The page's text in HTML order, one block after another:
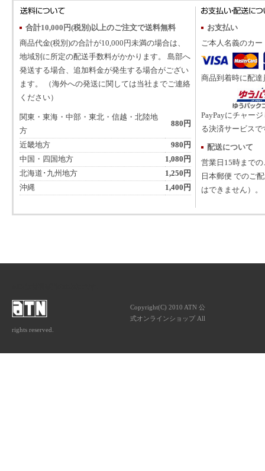
合計10,000円(税別)以上のご注文で送料無料
商品代金(税別)の合計が10,000円未満の場合は、
地域別に所定の配送手数料がかかります。 島部へ
発送する場合、追加料金が発生する場合がござい
ます。 （海外への発送に関しては当社までご連絡
ください）
関東・東海・中部・東北・信越・北陸地
方
880円
近畿地方
980円
中国・四国地方
1,080円
北海道･九州地方
1,250円
沖縄
1,400円
お支払い
ご本人名義のカ
商品到着時に配
PayPayにチャー
る決済サービスで
配送について
営業日15時まで
日本郵便 でのご
はできません）。
Copyright(C) 2010 ATN 公
式オンラインショップ All
rights reserved.